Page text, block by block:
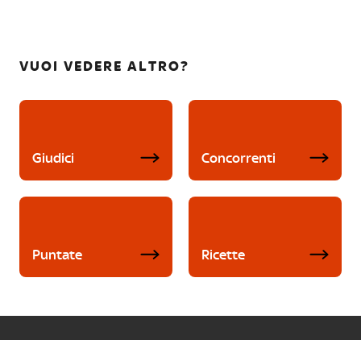
VUOI VEDERE ALTRO?
Giudici Concorrenti
Puntate Ricette